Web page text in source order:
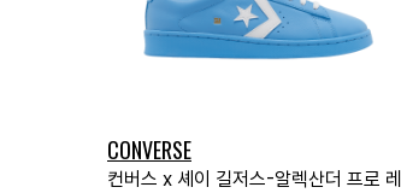
CONVERSE
컨버스 x 셰이 길저스-알렉산더 프로 레